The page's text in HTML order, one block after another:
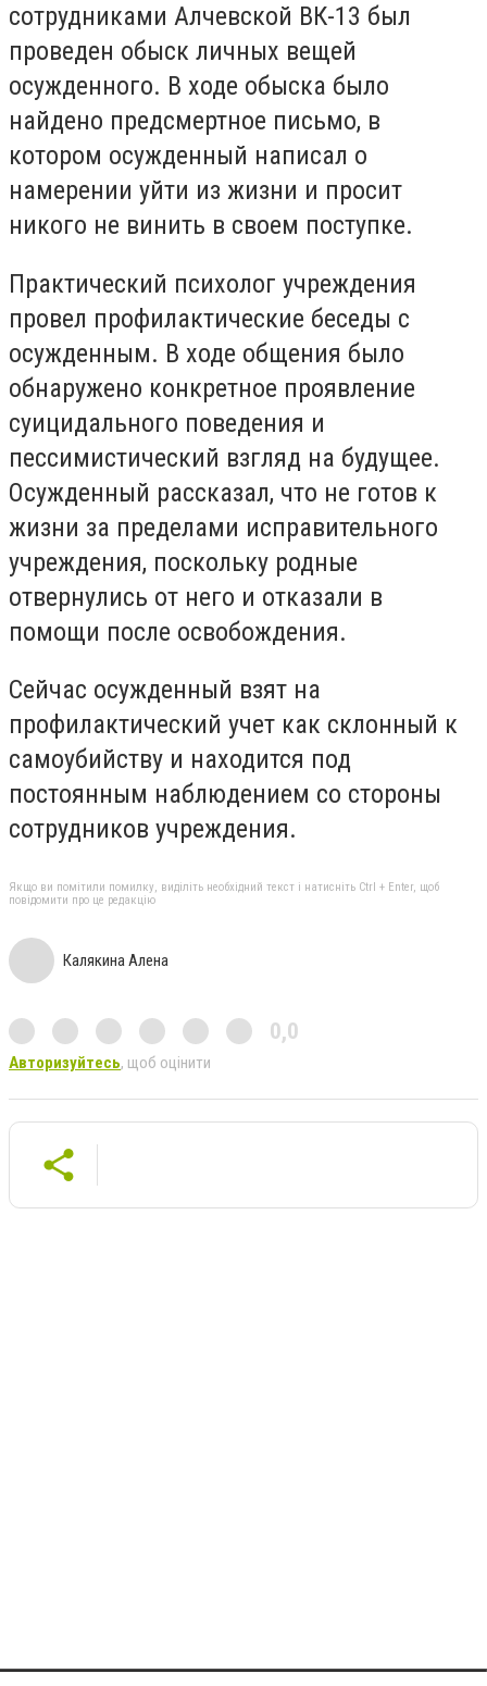
сотрудниками Алчевской ВК-13 был
проведен обыск личных вещей
осужденного. В ходе обыска было
найдено предсмертное письмо, в
котором осужденный написал о
намерении уйти из жизни и просит
никого не винить в своем поступке.
Практический психолог учреждения
провел профилактические беседы с
осужденным. В ходе общения было
обнаружено конкретное проявление
суицидального поведения и
пессимистический взгляд на будущее.
Осужденный рассказал, что не готов к
жизни за пределами исправительного
учреждения, поскольку родные
отвернулись от него и отказали в
помощи после освобождения.
Сейчас осужденный взят на
профилактический учет как склонный к
самоубийству и находится под
постоянным наблюдением со стороны
сотрудников учреждения.
Якщо ви помітили помилку, виділіть необхідний текст і натисніть Ctrl + Enter, щоб
повідомити про це редакцію
Калякина Алена
0,0
Авторизуйтесь, щоб оцінити